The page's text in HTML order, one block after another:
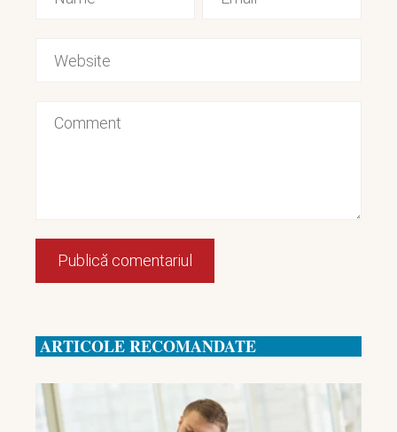
ARTICOLE RECOMANDATE